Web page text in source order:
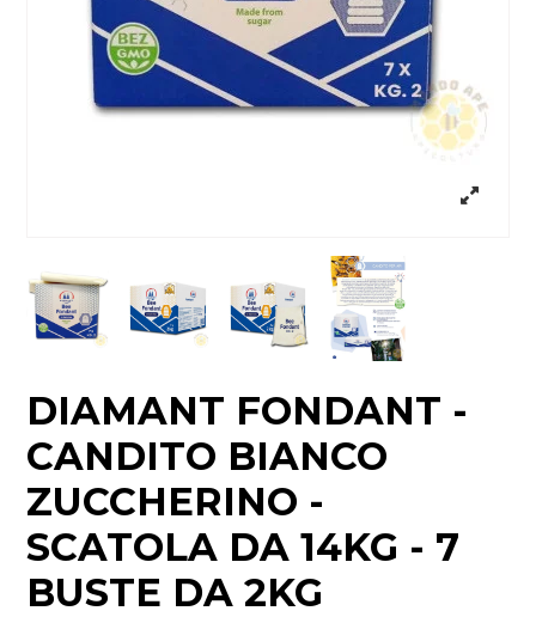
DIAMANT FONDANT -
CANDITO BIANCO
ZUCCHERINO -
SCATOLA DA 14KG - 7
BUSTE DA 2KG